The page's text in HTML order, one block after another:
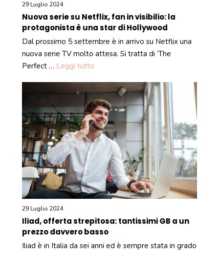
29 Luglio 2024
Nuova serie su Netflix, fan in visibilio: la
protagonista è una star di Hollywood
Dal prossimo 5 settembre è in arrivo su Netflix una
nuova serie TV molto attesa. Si tratta di ‘The
Perfect … Leggi tutto
29 Luglio 2024
Iliad, offerta strepitosa: tantissimi GB a un
prezzo davvero basso
Iliad è in Italia da sei anni ed è sempre stata in grado